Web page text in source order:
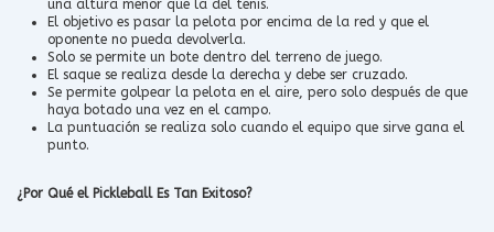
una altura menor que la del tenis.
El objetivo es pasar la pelota por encima de la red y que el
oponente no pueda devolverla.
Solo se permite un bote dentro del terreno de juego.
El saque se realiza desde la derecha y debe ser cruzado.
Se permite golpear la pelota en el aire, pero solo después de que
haya botado una vez en el campo.
La puntuación se realiza solo cuando el equipo que sirve gana el
punto.
¿Por Qué el Pickleball Es Tan Exitoso?